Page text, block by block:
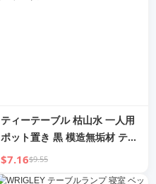
ティーテーブル 枯山水 一人用
ポット置き 黒 模造無垢材 ティ
ーテーブル 和風 枯山水 シンプ
ル ホーム 功夫茶 小さなティー
$7.16$9.55